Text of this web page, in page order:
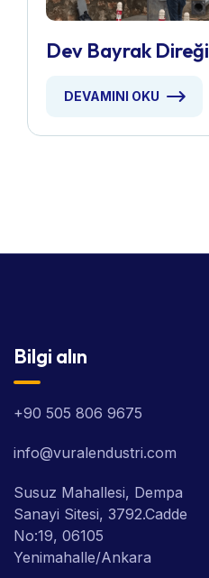
Dev Bayrak Direği
DEVAMINI OKU
Bilgi alın
+90 505 806 9675
info@vuralendustri.com
Susuz Mahallesi, Dempa
Sanayi Sitesi, 3792.Cadde
No:19, 06105
Yenimahalle/Ankara